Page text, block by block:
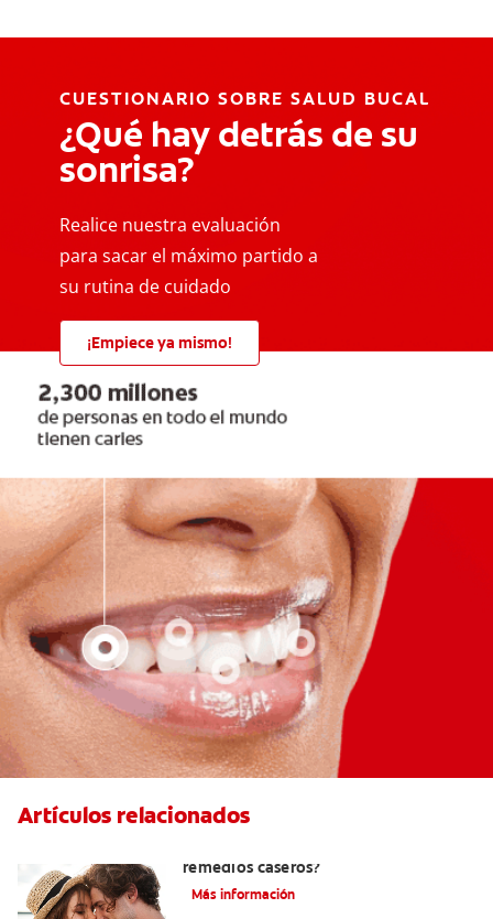
CUESTIONARIO SOBRE SALUD BUCAL
¿Qué hay detrás de su
sonrisa?
Realice nuestra evaluación
para sacar el máximo partido a
su rutina de cuidado
¡Empiece ya mismo!
Artículos relacionados
remedios caseros?
Más información